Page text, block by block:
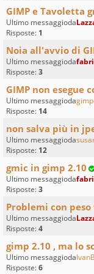
GIMP e Tavoletta
Ultimo messaggioda
Risposte: 1
Noia all'avvio di
Ultimo messaggioda
Risposte:3
GIMP non esegue
Ultimo messaggioda
Risposte: 14
non salva più in
Ultimo messaggioda
Risposte: 12
gmic in gimp 2.10
Ultimo messaggioda
Risposte:3
Problemi con
Ultimo messaggioda
Risposte:4
gimp 2.10 , ma lo
Ultimo messaggioda
Risposte:6